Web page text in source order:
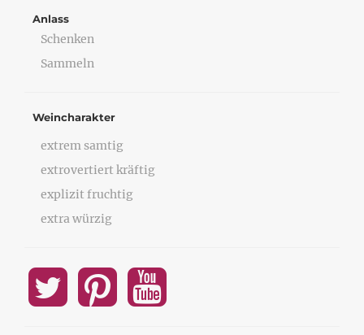
Anlass
Schenken
Sammeln
Weincharakter
extrem samtig
extrovertiert kräftig
explizit fruchtig
extra würzig